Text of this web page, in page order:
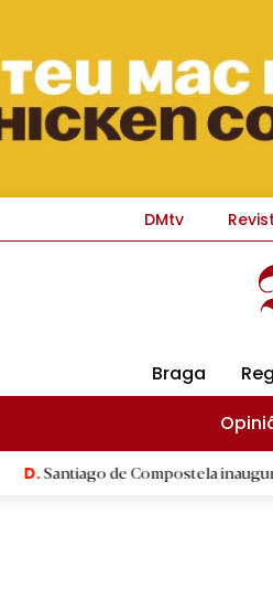
DMtv
Braga
Compostela inaugura XVI Jogos